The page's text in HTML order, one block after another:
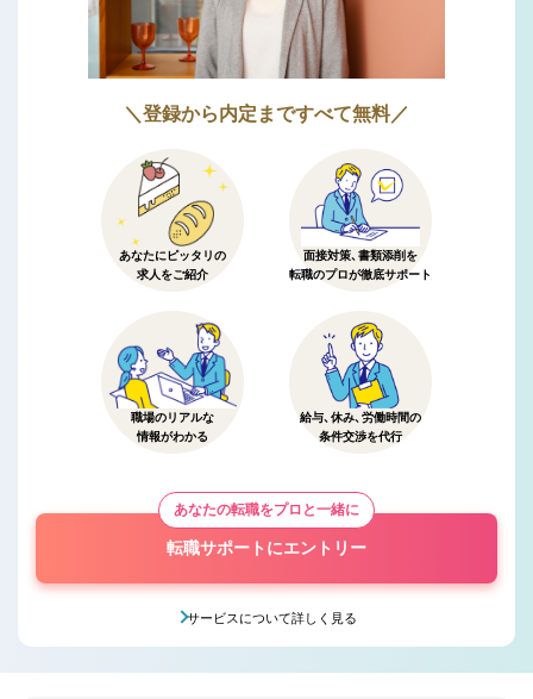
＼登録から内定まですべて無料／
あなたにピッタリの
求人をご紹介
面接対策、書類添削を
転職のプロが徹底サポート
職場のリアルな
情報がわかる
給与、休み、労働時間の
条件交渉を代行
あなたの転職をプロと一緒に
転職サポートにエントリー
サービスについて詳しく見る